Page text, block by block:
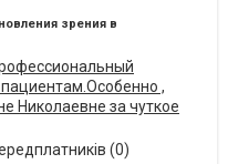
зрения в
,
Николаевне за чуткое
(0)